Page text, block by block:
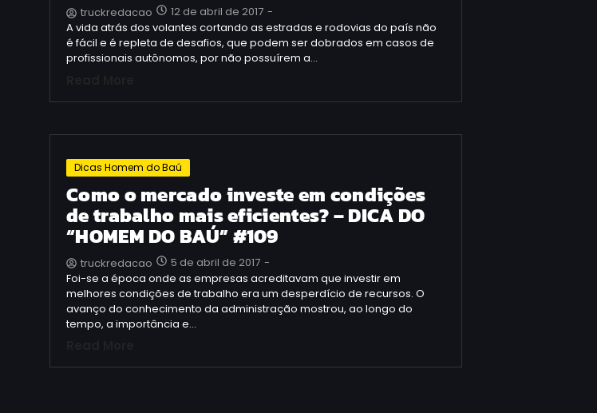
truckredacao 12 de abril de 2017 -
A vida atrás dos volantes cortando as estradas e rodovias do país não
é fácil e é repleta de desafios, que podem ser dobrados em casos de
profissionais autônomos, por não possuírem a…
Dicas Homem do Baú
Como o mercado investe em condições
de trabalho mais eficientes? – DICA DO
“HOMEM DO BAÚ” #109
truckredacao 5 de abril de 2017 -
Foi-se a época onde as empresas acreditavam que investir em
melhores condições de trabalho era um desperdício de recursos. O
avanço do conhecimento da administração mostrou, ao longo do
tempo, a importância e…